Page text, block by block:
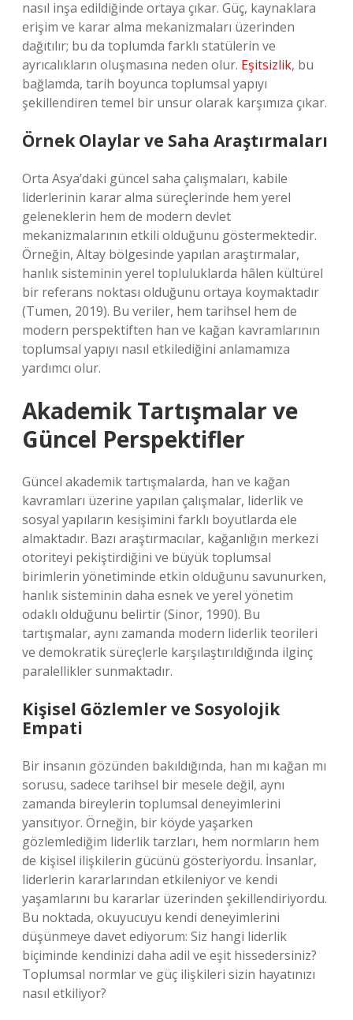
nasıl inşa edildiğinde ortaya çıkar. Güç, kaynaklara
erişim ve karar alma mekanizmaları üzerinden
dağıtılır; bu da toplumda farklı statülerin ve
ayrıcalıkların oluşmasına neden olur. Eşitsizlik, bu
bağlamda, tarih boyunca toplumsal yapıyı
şekillendiren temel bir unsur olarak karşımıza çıkar.
Örnek Olaylar ve Saha Araştırmaları
Orta Asya’daki güncel saha çalışmaları, kabile
liderlerinin karar alma süreçlerinde hem yerel
geleneklerin hem de modern devlet
mekanizmalarının etkili olduğunu göstermektedir.
Örneğin, Altay bölgesinde yapılan araştırmalar,
hanlık sisteminin yerel topluluklarda hâlen kültürel
bir referans noktası olduğunu ortaya koymaktadır
(Tumen, 2019). Bu veriler, hem tarihsel hem de
modern perspektiften han ve kağan kavramlarının
toplumsal yapıyı nasıl etkilediğini anlamamıza
yardımcı olur.
Akademik Tartışmalar ve
Güncel Perspektifler
Güncel akademik tartışmalarda, han ve kağan
kavramları üzerine yapılan çalışmalar, liderlik ve
sosyal yapıların kesişimini farklı boyutlarda ele
almaktadır. Bazı araştırmacılar, kağanlığın merkezi
otoriteyi pekiştirdiğini ve büyük toplumsal
birimlerin yönetiminde etkin olduğunu savunurken,
hanlık sisteminin daha esnek ve yerel yönetim
odaklı olduğunu belirtir (Sinor, 1990). Bu
tartışmalar, aynı zamanda modern liderlik teorileri
ve demokratik süreçlerle karşılaştırıldığında ilginç
paralellikler sunmaktadır.
Kişisel Gözlemler ve Sosyolojik
Empati
Bir insanın gözünden bakıldığında, han mı kağan mı
sorusu, sadece tarihsel bir mesele değil, aynı
zamanda bireylerin toplumsal deneyimlerini
yansıtıyor. Örneğin, bir köyde yaşarken
gözlemlediğim liderlik tarzları, hem normların hem
de kişisel ilişkilerin gücünü gösteriyordu. İnsanlar,
liderlerin kararlarından etkileniyor ve kendi
yaşamlarını bu kararlar üzerinden şekillendiriyordu.
Bu noktada, okuyucuyu kendi deneyimlerini
düşünmeye davet ediyorum: Siz hangi liderlik
biçiminde kendinizi daha adil ve eşit hissedersiniz?
Toplumsal normlar ve güç ilişkileri sizin hayatınızı
nasıl etkiliyor?